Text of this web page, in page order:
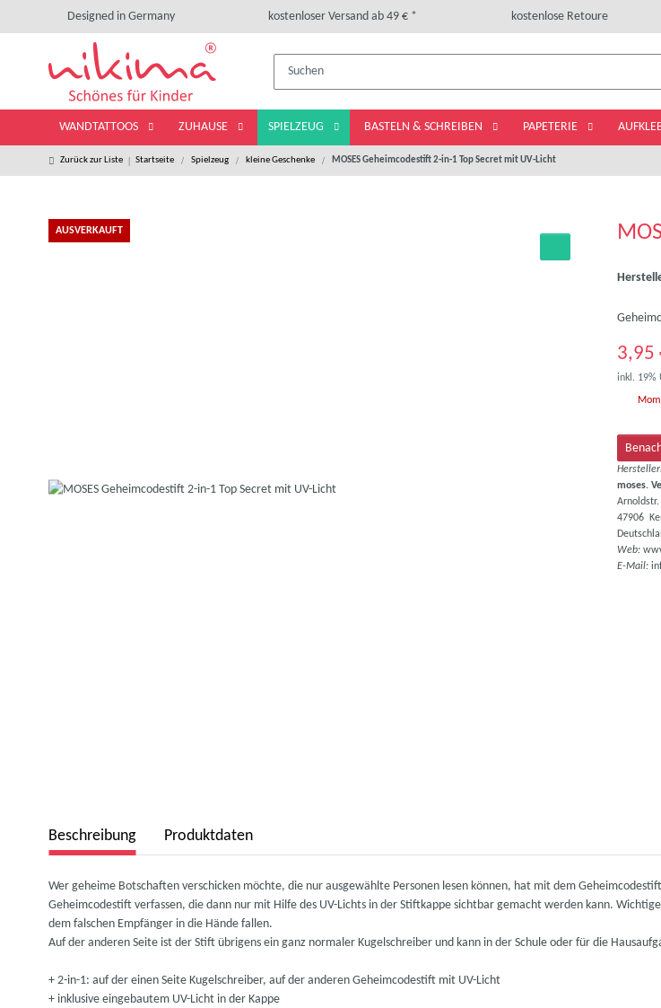
Designed in Germany kostenloser Versand ab 49 € * kostenlose Retoure
WANDTATTOOS ZUHAUSE SPIELZEUG BASTELN & SCHREIBEN PAPETERIE
Zurück zur Liste Startseite Spielzeug kleine Geschenke MOSES Geheimcodestift 2-in-1 Top Secret mit UV-Licht
AUSVERKAUFT
3,95
inkl. 19%
moses.
47906
Web:
E-Mail:
weitere Registerkarten anzeigen
Beschreibung Produktdaten
Wer geheime Botschaften verschicken möchte, die nur ausgewählte Personen lesen können, hat mit dem
Geheimcodestift verfassen, die dann nur mit Hilfe des UV-Lichts in der Stiftkappe sichtbar gemacht werden kann.
dem falschen Empfänger in die Hände fallen.
Auf der anderen Seite ist der Stift übrigens ein ganz normaler Kugelschreiber und kann in der Schule oder für die
+ 2-in-1: auf der einen Seite Kugelschreiber, auf der anderen Geheimcodestift mit UV-Licht
+ inklusive eingebautem UV-Licht in der Kappe